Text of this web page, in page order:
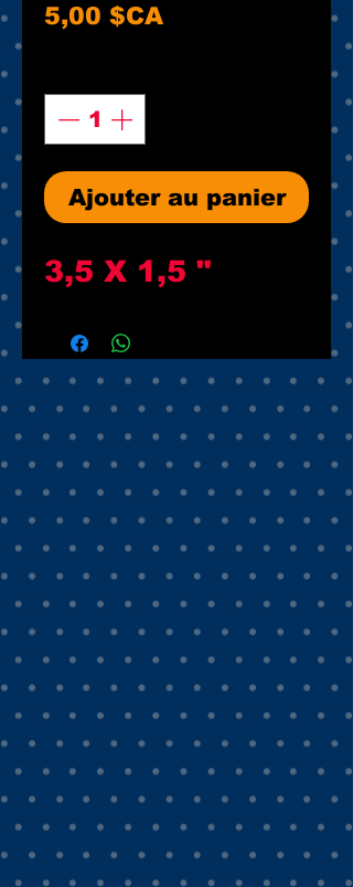
5,00 $CAPrix
Ajouter au panier
3,5 X 1,5 "